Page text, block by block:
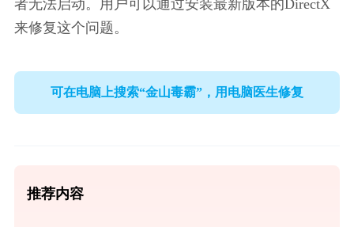
者无法启动。用户可以通过安装最新版本的DirectX
来修复这个问题。
可在电脑上搜索“金山毒霸”，用电脑医生修复
推荐内容